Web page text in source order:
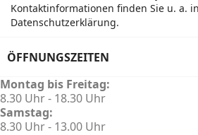
Kontaktinformationen finden Sie u. a.
Datenschutzerklärung.
ÖFFNUNGSZEITEN
Montag bis Freitag:
8.30 Uhr - 18.30 Uhr
Samstag:
8.30 Uhr - 13.00 Uhr